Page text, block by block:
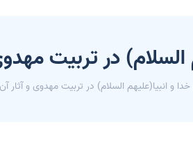
در تربیت
و انبیا(علیهم السلام) در تربیت مهدوی و آثار آن